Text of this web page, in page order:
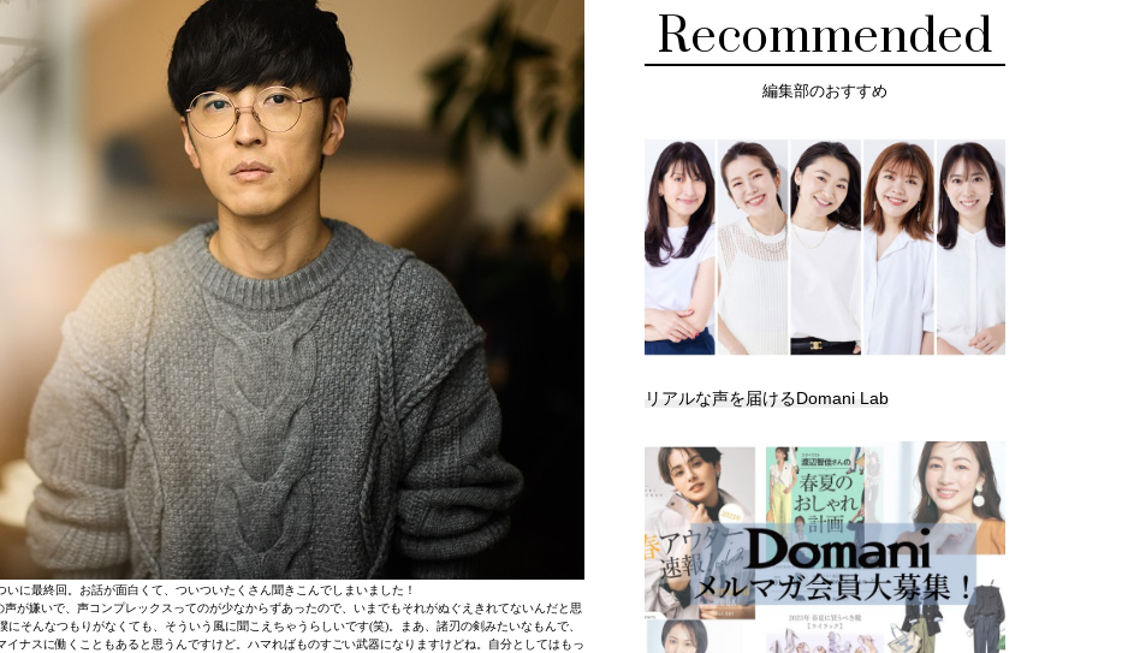
に最終回。お話が面白くて、ついついたくさん聞きこんでしまいました！
が嫌いで、声コンプレックスってのが少なからずあったので、いまでもそれがぬぐえきれてないんだと思
そんなつもりがなくても、そういう風に聞こえちゃうらしいです(笑)。まあ、諸刃の剣みたいなもんで、
ナスに働くこともあると思うんですけど。ハマればものすごい武器になりますけどね。自分としてはもっ
Recommended
編集部のおすすめ
リアルな声を届けるDomani Lab